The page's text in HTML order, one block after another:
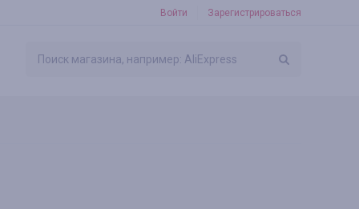
Войти Зарегистрироваться